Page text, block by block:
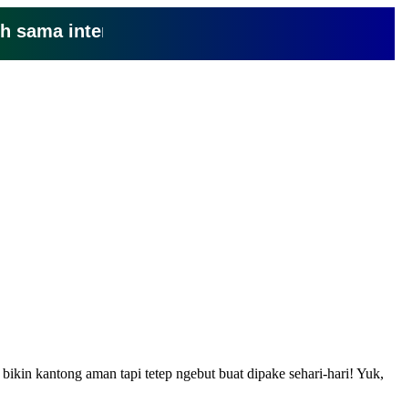
internet yang lemot? coba pake yang ini,
kantong aman tapi tetep ngebut buat dipake sehari-hari! Yuk,